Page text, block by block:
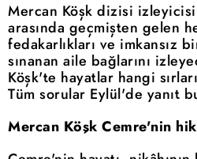
Mercan Köşk dizisi
arasında geçmişten gelen
fedakarlıkları ve imkansız
sınanan aile bağlarını
Köşk'te hayatlar hangi
Tüm sorular Eylül'de yanıt
Mercan Köşk Cemre'nin